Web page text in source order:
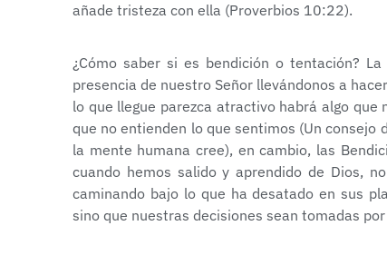
añade tristeza con ella (Proverbios 10:22).
¿Cómo saber si es bendición o tentación?
presencia de nuestro Señor llevándonos a
lo que llegue parezca atractivo habrá algo
que no entienden lo que sentimos (Un consejo
la mente humana cree), en cambio, las
cuando hemos salido y aprendido de Dios,
caminando bajo lo que ha desatado en sus
sino que nuestras decisiones sean tomadas